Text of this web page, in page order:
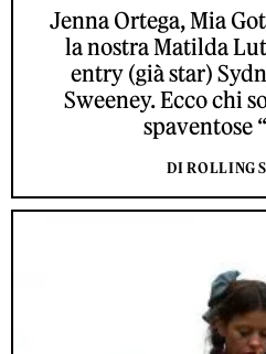
Jenna Ortega, Mia
la nostra Matilda
entry (già star)
Sweeney. Ecco chi
spaventose
DI ROLLING